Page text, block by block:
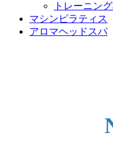
トレーニン
マシンピラティス
アロマヘッドスパ